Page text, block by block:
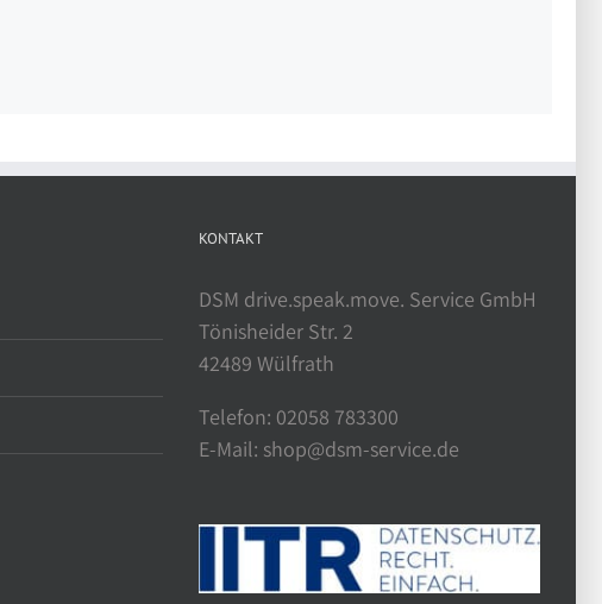
KONTAKT
DSM drive.speak.move. Service GmbH
Tönisheider Str. 2
42489 Wülfrath
Telefon: 02058 783300
E-Mail: shop@dsm-service.de